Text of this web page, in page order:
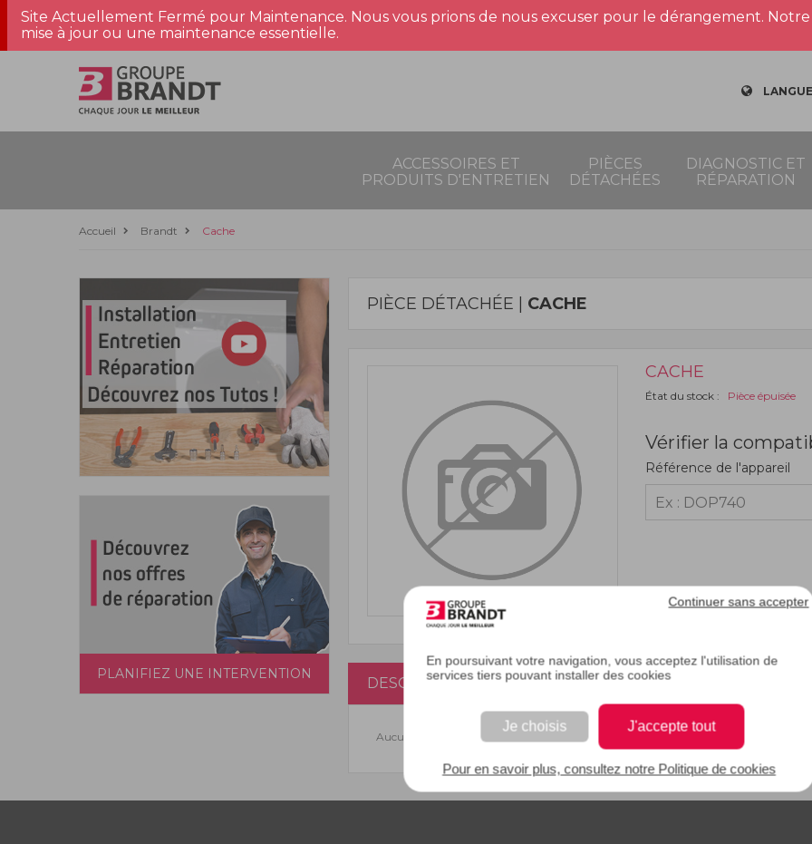
En poursuivant votre navigation, vous acceptez l'utilisation de
services tiers pouvant installer des cookies
Je choisis J'accepte tout
Continuer sans accepter
Pour en savoir plus, consultez notre Politique de cookies
Site Actuellement Fermé pour Maintenance. Nous vous prions de nous excuser pour le dérangement.
mise à jour ou une maintenance essentielle.
ACCESSOIRES ET
PRODUITS D'ENTRETIEN
PIÈCES
DÉTACHÉES
DIAGNOSTIC ET
RÉPARATION
Accueil Brandt Cache
PLANIFIEZ UNE INTERVENTION
PIÈCE DÉTACHÉE | CACHE
CACHE
État du stock : Pièce épuisée
Vérifier la
Référence de l'appareil
DESCRIPTION
Aucune description.